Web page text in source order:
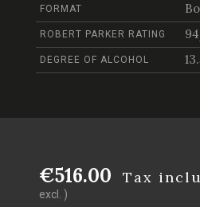
FORMAT
ROBERT PARKER RATING
DEGREE OF ALCOHOL
€516.00 Tax
excl. )